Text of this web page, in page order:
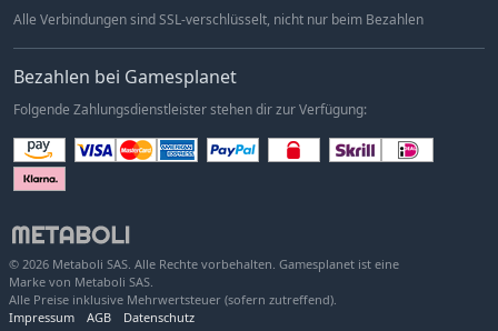
In WARDOGS gibt es keine festen Regeln für den Kampf.
Letztendlich ist es deine Entscheidung, wie du dich dem
Schlachtfeld näherst.
ZERSTÖRUNG UND BASISBAU
Bringe Chaos in die taktische Kriegsführung.
Zerstöre Wohnblocks mit Raketenwerfern oder bahne dir mit
schweren Panzern deinen Weg durch die Städte. Die Welt um
dich herum reagiert auf deine Anwesenheit. Umgekehrt kannst
du mit deinen Teamkollegen Strategien entwickeln, um
wichtige Orte auf der Karte auszubauen und zu befestigen und
dir so einen taktischen Vorteil zu verschaffen.
Alle Verbindungen sind SSL-verschlüsselt, nicht nur beim Bezahlen
Bezahlen bei Gamesplanet
Folgende Zahlungsdienstleister stehen dir zur Verfügung:
© 2026 Metaboli SAS. Alle Rechte vorbehalten. Gamesplanet ist eine
Marke von Metaboli SAS.
Alle Preise inklusive Mehrwertsteuer (sofern zutreffend).
Impressum
AGB Datenschutz